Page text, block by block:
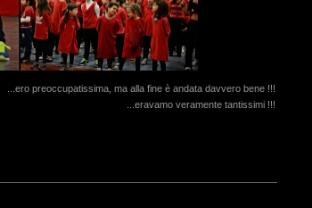
...ero preoccupatissima, ma alla fine è andata davvero bene !!!
...eravamo veramente tantissimi !!!